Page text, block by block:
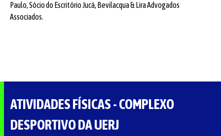
Paulo, Sócio do Escritório Jucá, Bevilacqua & Lira Advogados
Associados.
ATIVIDADES FÍSICAS - COMPLEXO
DESPORTIVO DA UERJ